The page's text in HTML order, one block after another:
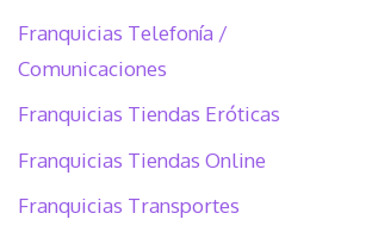
Franquicias Telefonía /
Comunicaciones
Franquicias Tiendas Eróticas
Franquicias Tiendas Online
Franquicias Transportes